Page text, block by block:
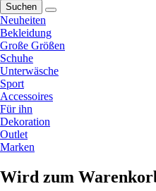
Suchen
Neuheiten
Bekleidung
Große Größen
Schuhe
Unterwäsche
Sport
Accessoires
Für ihn
Dekoration
Outlet
Marken
Wird zum